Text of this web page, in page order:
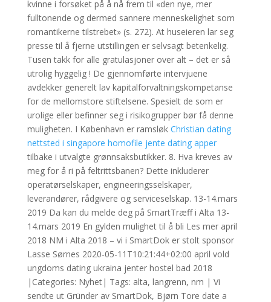
kvinne i forsøket på å nå frem til «den nye, mer
fulltonende og dermed sannere menneskelighet som
romantikerne tilstrebet» (s. 272). At huseieren lar seg
presse til å fjerne utstillingen er selvsagt betenkelig.
Tusen takk for alle gratulasjoner over alt – det er så
utrolig hyggelig ! De gjennomførte intervjuene
avdekker generelt lav kapitalforvaltningskompetanse
for de mellomstore stiftelsene. Spesielt de som er
urolige eller befinner seg i risikogrupper bør få denne
muligheten. I København er ramsløk Christian dating
nettsted i singapore homofile jente dating apper
tilbake i utvalgte grønnsaksbutikker. 8. Hva kreves av
meg for å ri på feltrittsbanen? Dette inkluderer
operatørselskaper, engineeringsselskaper,
leverandører, rådgivere og serviceselskap. 13-14.mars
2019 Da kan du melde deg på SmartTræff i Alta 13-
14.mars 2019 En gylden mulighet til å bli Les mer april
2018 NM i Alta 2018 – vi i SmartDok er stolt sponsor
Lasse Sørnes 2020-05-11T10:21:44+02:00 april vold
ungdoms dating ukraina jenter hostel bad 2018
|Categories: Nyhet| Tags: alta, langrenn, nm | Vi
sendte ut Gründer av SmartDok, Bjørn Tore date a